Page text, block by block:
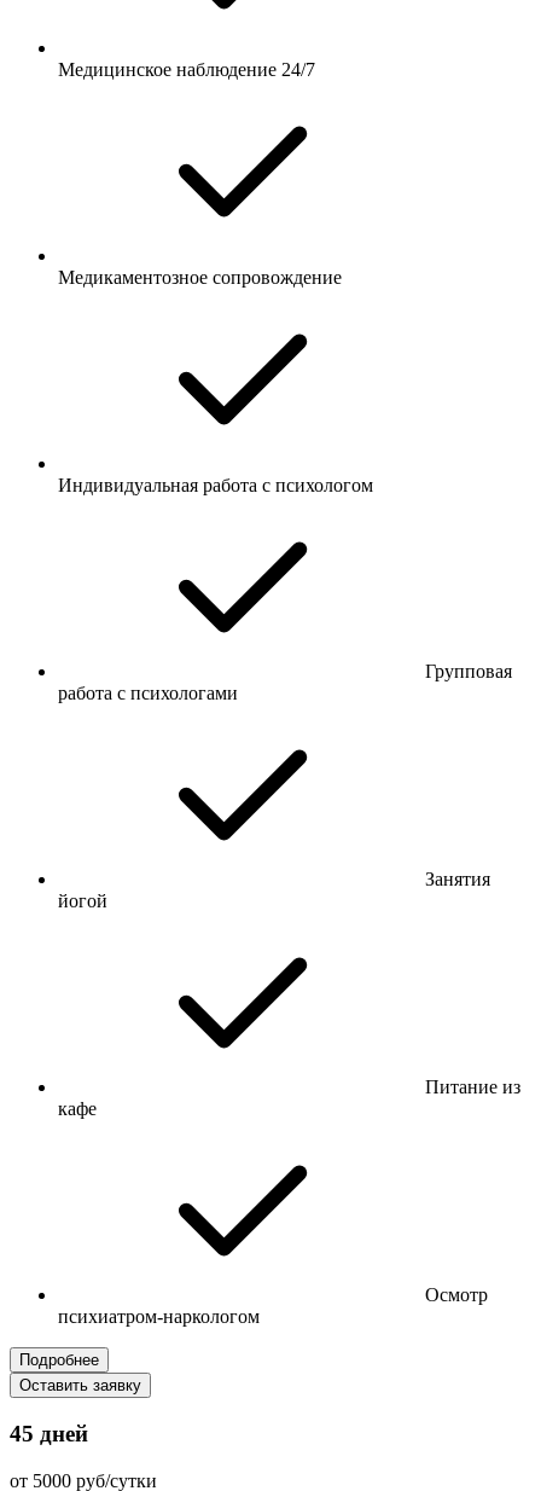
Медицинское наблюдение 24/7
Медикаментозное сопровождение
Индивидуальная работа с психологом
Групповая
работа с психологами
Занятия
йогой
Питание из
кафе
Осмотр
психиатром-наркологом
Подробнее
Оставить заявку
45 дней
от 5000 руб/сутки